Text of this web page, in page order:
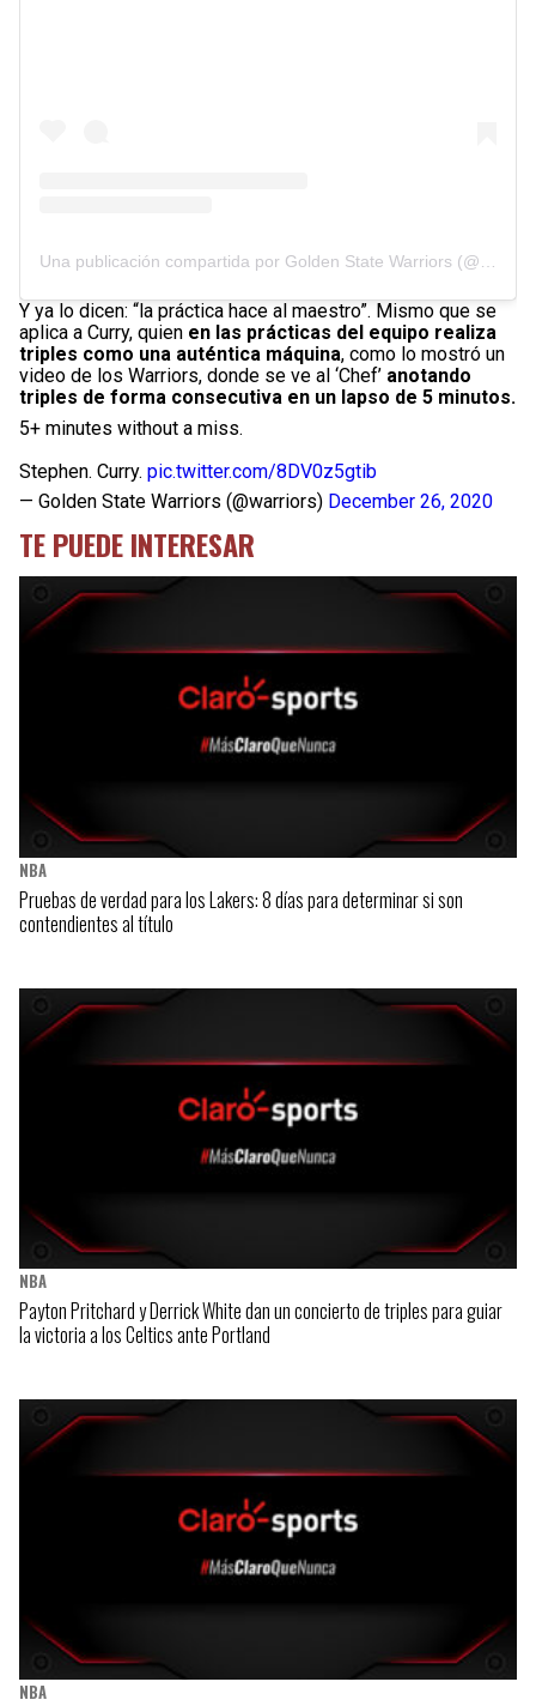
Una publicación compartida por Golden State Warriors (@warriors)
Y ya lo dicen: “la práctica hace al maestro”. Mismo que se
aplica a Curry, quien en las prácticas del equipo realiza
triples como una auténtica máquina, como lo mostró un
video de los Warriors, donde se ve al ‘Chef’ anotando
triples de forma consecutiva en un lapso de 5 minutos.
5+ minutes without a miss.
Stephen. Curry. pic.twitter.com/8DV0z5gtib
— Golden State Warriors (@warriors) December 26, 2020
TE PUEDE INTERESAR
NBA
Pruebas de verdad para los Lakers: 8 días para determinar si son
contendientes al título
NBA
Payton Pritchard y Derrick White dan un concierto de triples para guiar
la victoria a los Celtics ante Portland
NBA